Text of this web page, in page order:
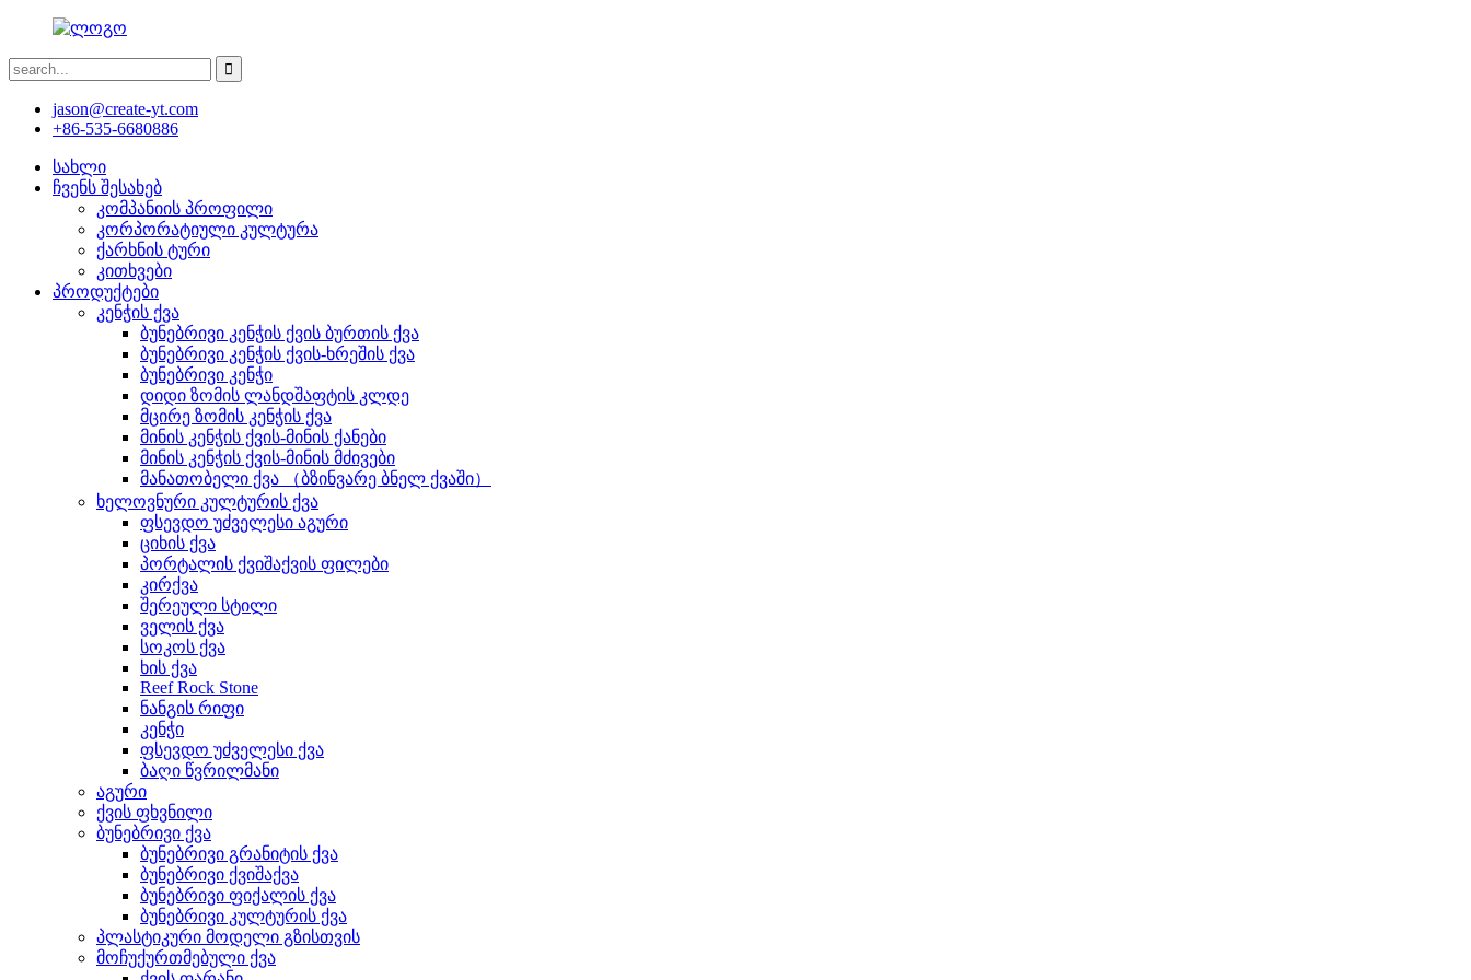
jason@create-yt.com
+86-535-6680886
სახლი
ჩვენს შესახებ
კომპანიის პროფილი
კორპორატიული კულტურა
ქარხნის ტური
კითხვები
პროდუქტები
კენჭის ქვა
ბუნებრივი კენჭის ქვის ბურთის ქვა
ბუნებრივი კენჭის ქვის-ხრეშის ქვა
ბუნებრივი კენჭი
დიდი ზომის ლანდშაფტის კლდე
მცირე ზომის კენჭის ქვა
მინის კენჭის ქვის-მინის ქანები
მინის კენჭის ქვის-მინის მძივები
მანათობელი ქვა （ბზინვარე ბნელ ქვაში）
ხელოვნური კულტურის ქვა
ფსევდო უძველესი აგური
ციხის ქვა
პორტალის ქვიშაქვის ფილები
კირქვა
შერეული სტილი
ველის ქვა
სოკოს ქვა
ხის ქვა
Reef Rock Stone
ნანგის რიფი
კენჭი
ფსევდო უძველესი ქვა
ბაღი წვრილმანი
აგური
ქვის ფხვნილი
ბუნებრივი ქვა
ბუნებრივი გრანიტის ქვა
ბუნებრივი ქვიშაქვა
ბუნებრივი ფიქალის ქვა
ბუნებრივი კულტურის ქვა
პლასტიკური მოდელი გზისთვის
მოჩუქურთმებული ქვა